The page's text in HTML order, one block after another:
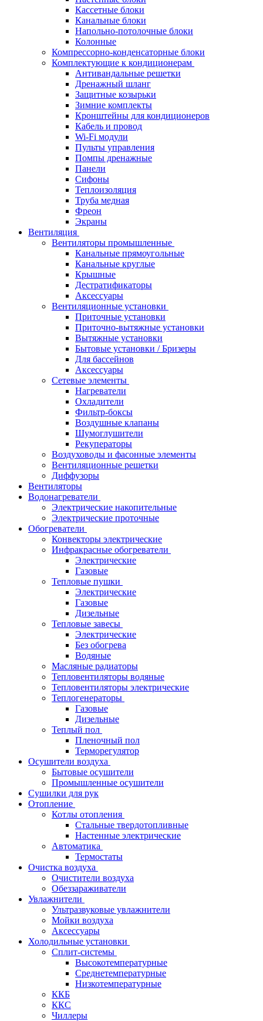
Кассетные блоки
Канальные блоки
Напольно-потолочные блоки
Колонные
Компрессорно-конденсаторные блоки
Комплектующие к кондиционерам
Антивандальные решетки
Дренажный шланг
Защитные козырьки
Зимние комплекты
Кронштейны для кондиционеров
Кабель и провод
Wi-Fi модули
Пульты управления
Помпы дренажные
Панели
Сифоны
Теплоизоляция
Труба медная
Фреон
Экраны
Вентиляция
Вентиляторы промышленные
Канальные прямоугольные
Канальные круглые
Крышные
Дестратификаторы
Аксессуары
Вентиляционные установки
Приточные установки
Приточно-вытяжные установки
Вытяжные установки
Бытовые установки / Бризеры
Для бассейнов
Аксессуары
Сетевые элементы
Нагреватели
Охладители
Фильтр-боксы
Воздушные клапаны
Шумоглушители
Рекуператоры
Воздуховоды и фасонные элементы
Вентиляционные решетки
Диффузоры
Вентиляторы
Водонагреватели
Электрические накопительные
Электрические проточные
Обогреватели
Конвекторы электрические
Инфракрасные обогреватели
Электрические
Газовые
Тепловые пушки
Электрические
Газовые
Дизельные
Тепловые завесы
Электрические
Без обогрева
Водяные
Масляные радиаторы
Тепловентиляторы водяные
Тепловентиляторы электрические
Теплогенераторы
Газовые
Дизельные
Теплый пол
Пленочный пол
Терморегулятор
Осушители воздуха
Бытовые осушители
Промышленные осушители
Сушилки для рук
Отопление
Котлы отопления
Стальные твердотопливные
Настенные электрические
Автоматика
Термостаты
Очистка воздуха
Очистители воздуха
Обеззараживатели
Увлажнители
Ультразвуковые увлажнители
Мойки воздуха
Аксессуары
Холодильные установки
Сплит-системы
Высокотемпературные
Среднетемпературные
Низкотемпературные
ККБ
ККС
Чиллеры